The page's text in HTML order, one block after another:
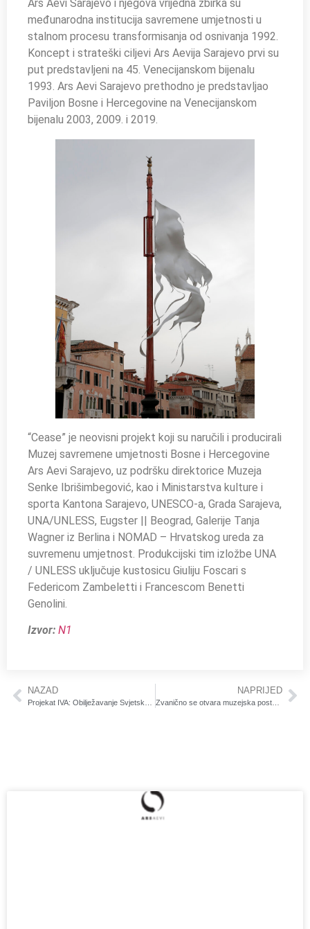
Ars Aevi Sarajevo i njegova vrijedna zbirka su
međunarodna institucija savremene umjetnosti u
stalnom procesu transformisanja od osnivanja 1992.
Koncept i strateški ciljevi Ars Aevija Sarajevo prvi su
put predstavljeni na 45. Venecijanskom bijenalu
1993. Ars Aevi Sarajevo prethodno je predstavljao
Paviljon Bosne i Hercegovine na Venecijanskom
bijenalu 2003, 2009. i 2019.
“Cease” je neovisni projekt koji su naručili i producirali
Muzej savremene umjetnosti Bosne i Hercegovine
Ars Aevi Sarajevo, uz podršku direktorice Muzeja
Senke Ibrišimbegović, kao i Ministarstva kulture i
sporta Kantona Sarajevo, UNESCO-a, Grada Sarajeva,
UNA/UNLESS, Eugster || Beograd, Galerije Tanja
Wagner iz Berlina i NOMAD – Hrvatskog ureda za
suvremenu umjetnost. Produkcijski tim izložbe UNA
/ UNLESS uključuje kustosicu Giuliju Foscari s
Federicom Zambeletti i Francescom Benetti
Genolini.
Izvor: N1
NAZAD NAPRIJED
Zvanično se otvara muzejska postavka “Valter Brani Sarajevo”